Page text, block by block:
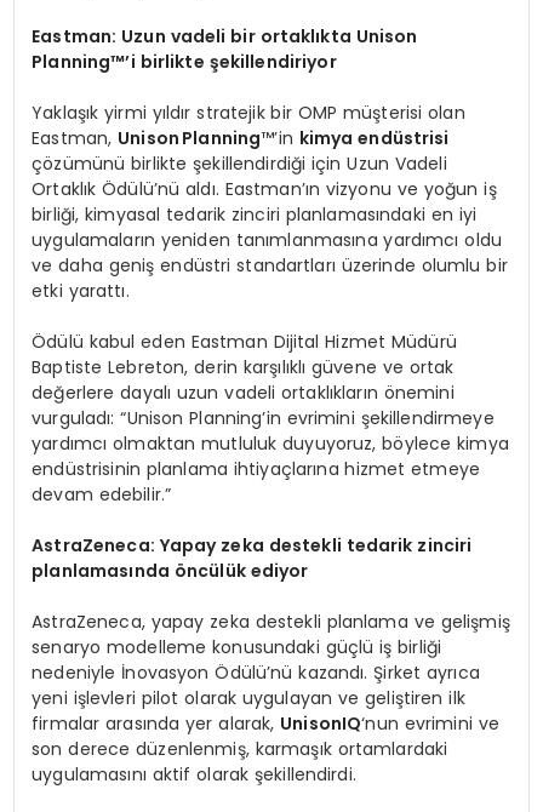
Eastman: Uzun vadeli bir ortaklıkta Unison
Planning™’i birlikte şekillendiriyor
Yaklaşık yirmi yıldır stratejik bir OMP müşterisi olan
Eastman, Unison Planning™’in kimya endüstrisi
çözümünü birlikte şekillendirdiği için Uzun Vadeli
Ortaklık Ödülü’nü aldı. Eastman’ın vizyonu ve yoğun iş
birliği, kimyasal tedarik zinciri planlamasındaki en iyi
uygulamaların yeniden tanımlanmasına yardımcı oldu
ve daha geniş endüstri standartları üzerinde olumlu bir
etki yarattı.
Ödülü kabul eden Eastman Dijital Hizmet Müdürü
Baptiste Lebreton, derin karşılıklı güvene ve ortak
değerlere dayalı uzun vadeli ortaklıkların önemini
vurguladı: “Unison Planning’in evrimini şekillendirmeye
yardımcı olmaktan mutluluk duyuyoruz, böylece kimya
endüstrisinin planlama ihtiyaçlarına hizmet etmeye
devam edebilir.”
AstraZeneca: Yapay zeka destekli tedarik zinciri
planlamasında öncülük ediyor
AstraZeneca, yapay zeka destekli planlama ve gelişmiş
senaryo modelleme konusundaki güçlü iş birliği
nedeniyle İnovasyon Ödülü’nü kazandı. Şirket ayrıca
yeni işlevleri pilot olarak uygulayan ve geliştiren ilk
firmalar arasında yer alarak, UnisonIQ‘nun evrimini ve
son derece düzenlenmiş, karmaşık ortamlardaki
uygulamasını aktif olarak şekillendirdi.